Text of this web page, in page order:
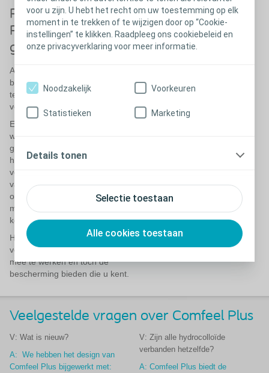
voor u zijn. U hebt het recht om uw toestemming op elk
moment in te trekken of te wijzigen door op “Cookie-
instellingen” te klikken. Raadpleeg ons cookiebeleid en
onze privacyverklaring voor meer informatie.
Selectie toestaan
Alle cookies toestaan
Noodzakelijk Voorkeuren
Statistieken Marketing
Details tonen
Pioniers in vochtige wondgenezing.
Partners in de toekomst van de
gezondheidszorg.
Als zorgverlener weet u dat het
beschermen van de wonde
terwijl deze geneest het
verschil kan maken.
En we weten dat
wondverzorging geen
gemakkelijke taak is. Daarom
hebben we de ervaring -
vergaard tijdens drie decennia
van wondverzorging - gebruikt
om Comfeel Plus bij te werken
met gebruiksvriendelijke
kenmerken.
Het resultaat is een gamma
verbanden die intuïtief zijn om
mee te werken en toch de
bescherming bieden die u kent.
Veelgestelde vragen over Comfeel Plus
V: Wat is nieuw?
A: We hebben het design van
Comfeel Plus bijgewerkt met:
V: Zijn alle hydrocolloïde
verbanden hetzelfde?
A: Comfeel Plus biedt de